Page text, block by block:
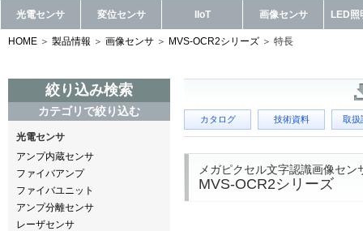
光電センサ 変位センサ IIoT 画像センサ LED照
HOME 製品情報 画像センサ MVS-OCR2シリーズ 特長
絞り込み検索
カテゴリで絞り込む
光電センサ
アンプ内蔵センサ
ファイバアンプ
ファイバユニット
アンプ分離センサ
レーザセンサ
カタログ 技術資料 取扱
メガピクセル文字認識画像セン
MVS-OCR2シリーズ